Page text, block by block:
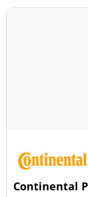
Continental